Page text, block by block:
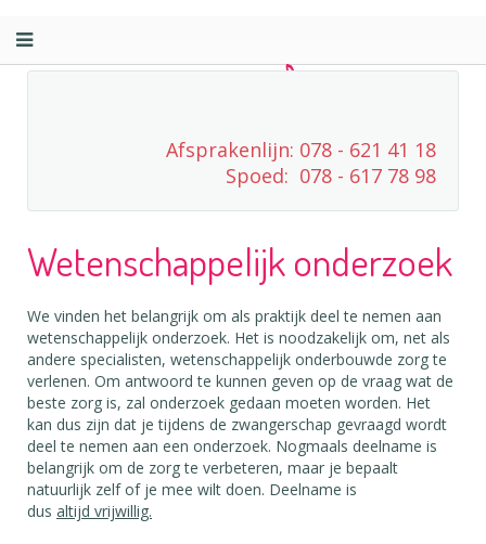
Afsprakenlijn: 078 - 621 41 18
Spoed: 078 - 617 78 98
Wetenschappelijk onderzoek
We vinden het belangrijk om als praktijk deel te nemen aan
wetenschappelijk onderzoek. Het is noodzakelijk om, net als
andere specialisten, wetenschappelijk onderbouwde zorg te
verlenen. Om antwoord te kunnen geven op de vraag wat de
beste zorg is, zal onderzoek gedaan moeten worden. Het
kan dus zijn dat je tijdens de zwangerschap gevraagd wordt
deel te nemen aan een onderzoek. Nogmaals deelname is
belangrijk om de zorg te verbeteren, maar je bepaalt
natuurlijk zelf of je mee wilt doen. Deelname is
dus altijd vrijwillig.